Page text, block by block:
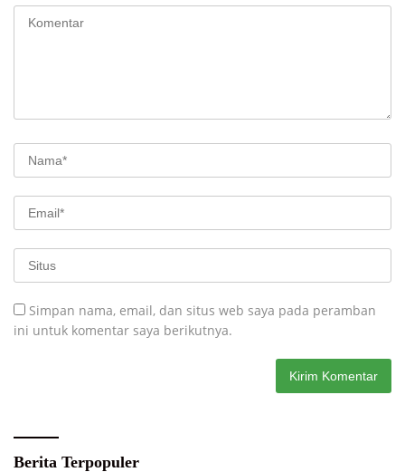
Simpan nama, email, dan situs web saya pada peramban
ini untuk komentar saya berikutnya.
Berita Terpopuler